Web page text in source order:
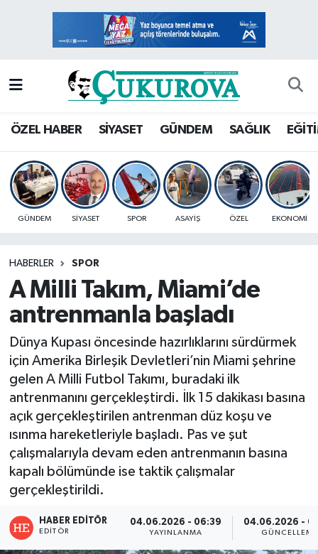
ÖZEL HABER SİYASET GÜNDEM SAĞLIK
GÜNDEM SİYASET SPOR ASAYİŞ ÖZEL EKONOMİ
HABERLER SPOR
A Milli Takım, Miami’de
antrenmanla başladı
Dünya Kupası öncesinde hazırlıklarını sürdürmek
için Amerika Birleşik Devletleri’nin Miami şehrine
gelen A Milli Futbol Takımı, buradaki ilk
antrenmanını gerçekleştirdi. İlk 15 dakikası basına
açık gerçekleştirilen antrenman düz koşu ve
ısınma hareketleriyle başladı. Pas ve şut
çalışmalarıyla devam eden antrenmanın basına
kapalı bölümünde ise taktik çalışmalar
gerçekleştirildi.
HABER EDITÖR
EDITÖR
04.06.2026 - 06:39
YAYINLANMA
04.06.2026 -
GÜNCELLEME
Mersin Hava Durumu
Mersin Namaz Vakitleri
Mersin Trafik Yoğunluk Haritası
Süper Lig Puan Durumu ve Fikstür
Haber Arşivi